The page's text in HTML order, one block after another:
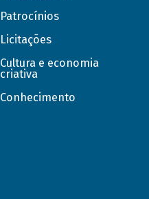
Patrocínios
Licitações
Cultura e economia
criativa
Conhecimento